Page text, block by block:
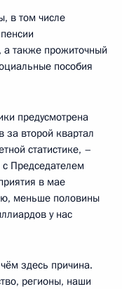
в том числе
также прожиточный
пособия
предусмотрена
за второй квартал
статистике, –
Председателем
в мае
меньше половины
у нас
здесь причина.
регионы, наши